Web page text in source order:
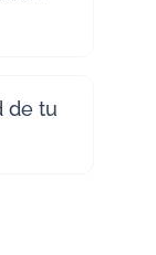
de tu